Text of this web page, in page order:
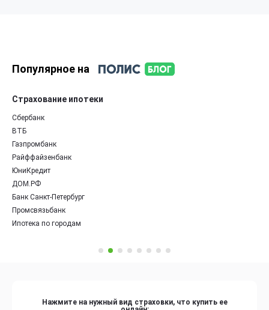
Популярное на
Страхование ипотеки
Сбербанк
ВТБ
Газпромбанк
Райффайзенбанк
ЮниКредит
ДОМ.РФ
Банк Санкт-Петербург
Промсвязьбанк
Ипотека по городам
Нажмите на нужный вид страховки, что купить ее